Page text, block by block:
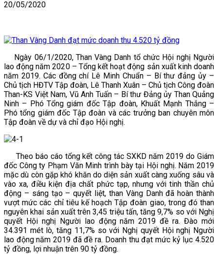
20/05/2020
Ngày 06/1/2020, Than Vàng Danh tổ chức Hội nghị Người
lao động năm 2020 – Tổng kết hoạt động sản xuất kinh doanh
năm 2019. Các đồng chí Lê Minh Chuẩn – Bí thư đảng ủy –
Chủ tịch HĐTV Tập đoàn, Lê Thanh Xuân – Chủ tịch Công đoàn
Than-KS Việt Nam, Vũ Anh Tuấn – Bí thư Đảng ủy Than Quảng
Ninh – Phó Tổng giám đốc Tập đoàn, Khuất Mạnh Thắng –
Phó tổng giám đốc Tập đoàn và các trưởng ban chuyên môn
Tập đoàn về dự và chỉ đạo Hội nghị.
Theo báo cáo tổng kết công tác SXKD năm 2019 do Giám
đốc Công ty Phạm Văn Minh trình bày tại Hội nghị. Năm 2019
mặc dù còn gặp khó khăn do diện sản xuất càng xuống sâu và
vào xa, điều kiện địa chất phức tạp, nhưng với tinh thần chủ
động – sáng tạo – quyết liệt, than Vàng Danh đã hoàn thành
vượt mức các chỉ tiêu kế hoạch Tập đoàn giao, trong đó than
nguyên khai sản xuất trên 3,45 triệu tấn, tăng 9,7% so với Nghị
quyết Hội nghị Người lao động năm 2019 đề ra. Đào mới
34.391 mét lò, tăng 11,7% so với Nghị quyết Hội nghị Người
lao động năm 2019 đã đề ra. Doanh thu đạt mức kỷ lục 4.520
tỷ đồng, lợi nhuận trên 90 tỷ đồng.